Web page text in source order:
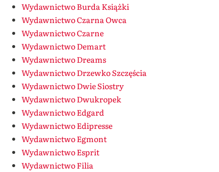
Wydawnictwo Burda Książki
Wydawnictwo Czarna Owca
Wydawnictwo Czarne
Wydawnictwo Demart
Wydawnictwo Dreams
Wydawnictwo Drzewko Szczęścia
Wydawnictwo Dwie Siostry
Wydawnictwo Dwukropek
Wydawnictwo Edgard
Wydawnictwo Edipresse
Wydawnictwo Egmont
Wydawnictwo Esprit
Wydawnictwo Filia